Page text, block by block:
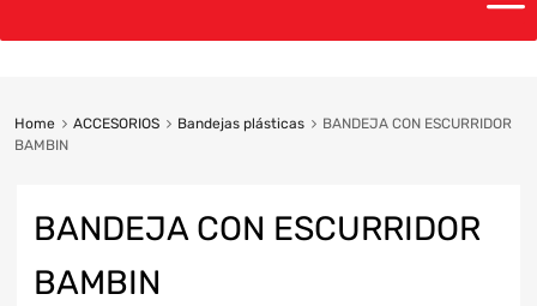
content
Home ACCESORIOS Bandejas plásticas
BANDEJA CON ESCURRIDOR
BAMBIN
BANDEJA CON ESCURRIDOR
BAMBIN